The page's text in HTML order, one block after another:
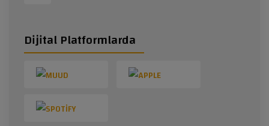
Dijital Platformlarda